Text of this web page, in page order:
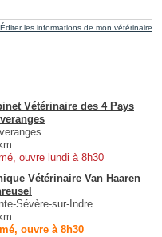
Éditer les informations de mon vétérinaire
Vétérinaire des 4 Pays
ouvre lundi à 8h30
Vétérinaire Van Haaren
Sévère-sur-Indre
ouvre à 8h30